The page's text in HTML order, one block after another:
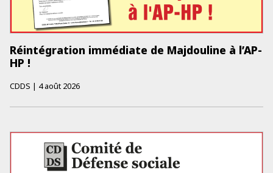
Réintégration immédiate de Majdouline à l’AP-
HP !
CDDS | 4 août 2026